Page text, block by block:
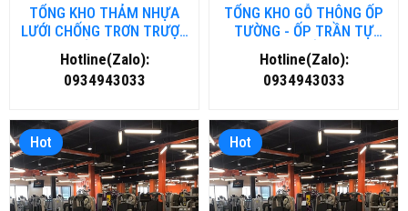
TỔNG KHO THẢM NHỰA
LƯỚI CHỐNG TRƠN TRƯỢT
TẠI HỒ CHÍ MINH
Hotline(Zalo):
0934943033
TỔNG KHO GỖ THÔNG ỐP
TƯỜNG - ỐP TRẦN TỰ
NHIÊN TẠI HẢI DƯƠNG
Hotline(Zalo):
0934943033
Hot Hot